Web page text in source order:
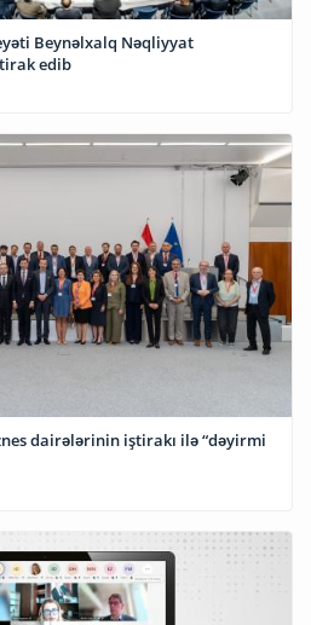
Beynəlxalq Nəqliyyat
edib
dairələrinin iştirakı ilə “dəyirmi